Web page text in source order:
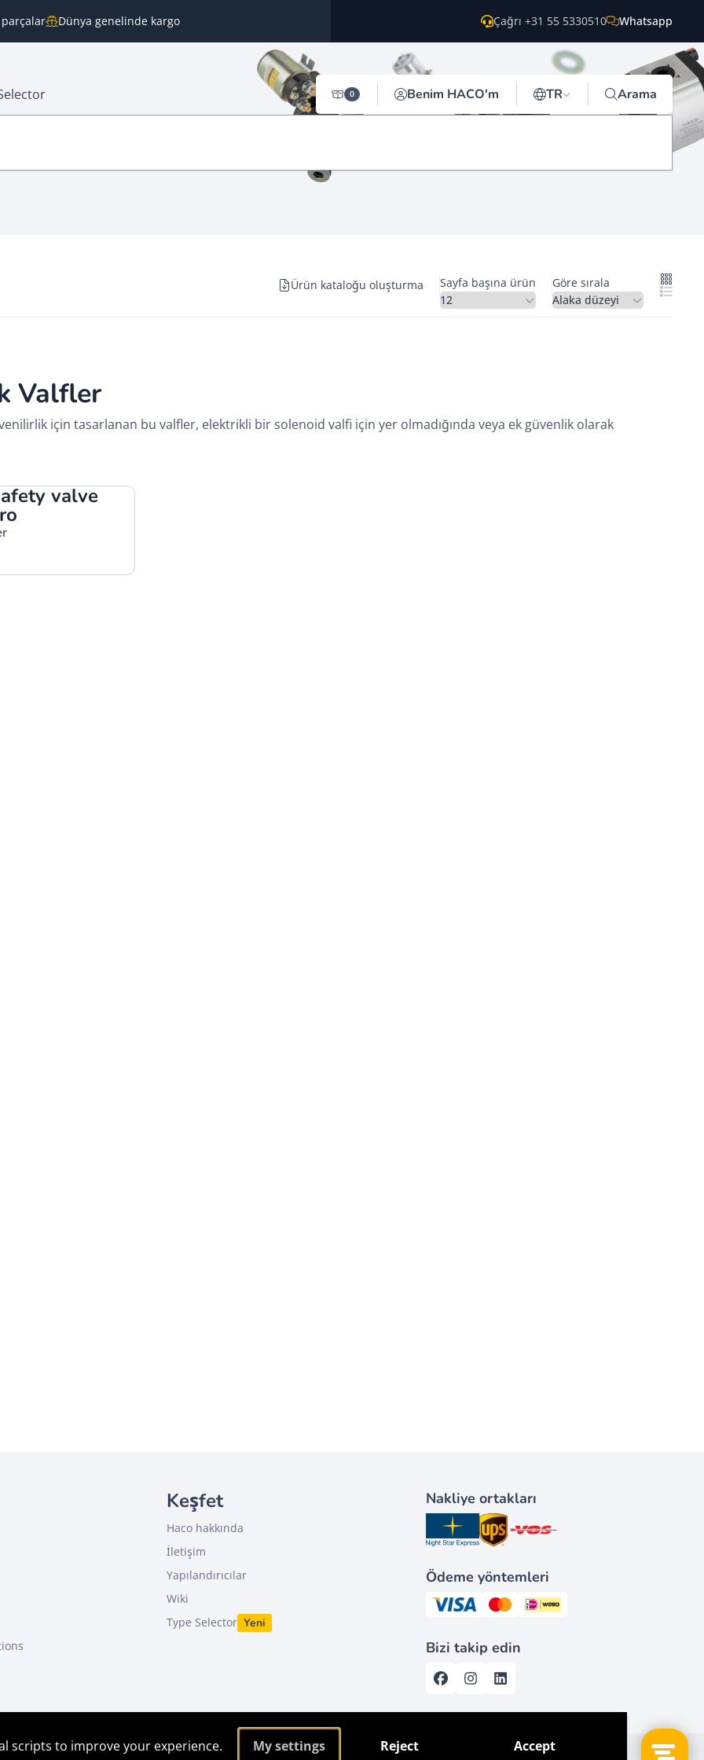
scripts to improve your experience. My settings Reject Accept
Dünya genelinde kargo Çağrı +31 55 5330510 Whatsapp
0 Benim HACO'm TR Arama
Ürün kataloğu oluşturma Sayfa başına ürün Göre sırala
Valfler
için tasarlanan bu valfler, elektrikli bir solenoid valfi için yer olmadığında veya ek güvenlik olarak
valve
Keşfet
Haco hakkında
İletişim
Yapılandırıcılar
Wiki
Type Selector Yeni
Nakliye ortakları
Ödeme yöntemleri
Bizi takip edin